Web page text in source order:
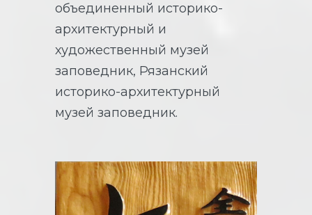
объединенный историко-
архитектурный и
художественный музей
заповедник, Рязанский
историко-архитектурный
музей заповедник.